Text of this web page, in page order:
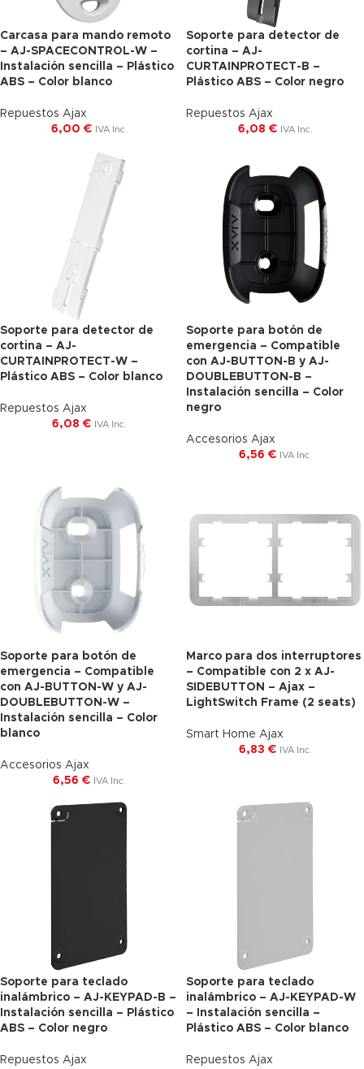
Carcasa para mando remoto
– AJ-SPACECONTROL-W –
Instalación sencilla – Plástico
ABS – Color blanco
Repuestos Ajax
6,00 € IVA Inc.
Soporte para detector de
cortina – AJ-
CURTAINPROTECT-B –
Plástico ABS – Color negro
Repuestos Ajax
6,08 € IVA Inc.
Soporte para detector de
cortina – AJ-
CURTAINPROTECT-W –
Plástico ABS – Color blanco
Repuestos Ajax
6,08 € IVA Inc.
Soporte para botón de
emergencia – Compatible
con AJ-BUTTON-B y AJ-
DOUBLEBUTTON-B –
Instalación sencilla – Color
negro
Accesorios Ajax
6,56 € IVA Inc.
Soporte para botón de
emergencia – Compatible
con AJ-BUTTON-W y AJ-
DOUBLEBUTTON-W –
Instalación sencilla – Color
blanco
Accesorios Ajax
6,56 € IVA Inc.
Marco para dos interruptores
– Compatible con 2 x AJ-
SIDEBUTTON – Ajax –
LightSwitch Frame (2 seats)
Smart Home Ajax
6,83 € IVA Inc.
Soporte para teclado
inalámbrico – AJ-KEYPAD-B –
Instalación sencilla – Plástico
ABS – Color negro
Repuestos Ajax
Soporte para teclado
inalámbrico – AJ-KEYPAD-W
– Instalación sencilla –
Plástico ABS – Color blanco
Repuestos Ajax